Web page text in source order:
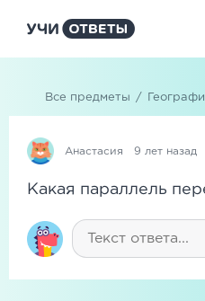
Все предметы /
Анастасия 9 лет назад
Какая параллель